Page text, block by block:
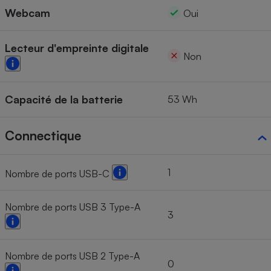
Webcam Oui
Lecteur d'empreinte digitale
Non
Capacité de la batterie 53 Wh
Connectique
Nombre de ports USB-C 1
Nombre de ports USB 3 Type-A
3
Nombre de ports USB 2 Type-A
0